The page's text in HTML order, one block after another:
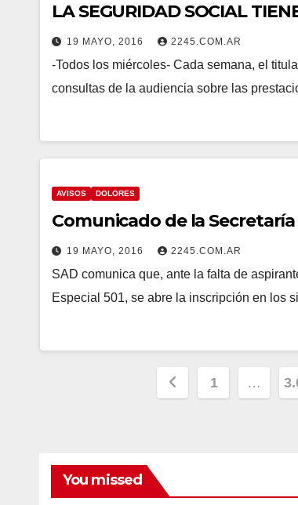
LA SEGURIDAD SOCIAL
19 MAYO, 2016 2245.COM.AR
-Todos los miércoles- Cada semana, el
consultas de la audiencia sobre las
AVISOS DOLORES
Comunicado de la
19 MAYO, 2016 2245.COM.AR
SAD comunica que, ante la falta de
Especial 501, se abre la inscripción en los
Paginación
1 …
You missed